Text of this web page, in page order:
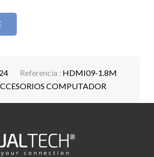
es igualmente necesario para el
JALTECH.
Referencia : HDMI09-1.8M
COMPUTADOR